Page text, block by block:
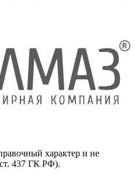
характер и не
437 ГК РФ).